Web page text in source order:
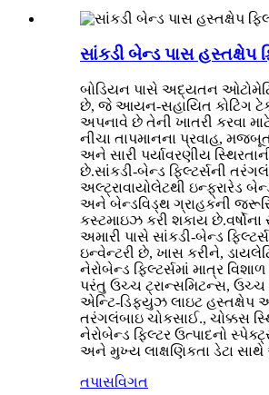
સાંકડી બેન્ડ પાસ હસ્તક્ષેપ
બોડિયન પાસે અદ્યતન
છે, જે આયન-સહાયિત કોટિંગ
અપનાવે છે તેની ખાતરી કરવા
નીચા તાપમાનના પ્રવાહ,
અને સારી પર્યાવરણીય
છે.સાંકડી-બેન્ડ ફિલ્ટર્સની
અલ્ટ્રાવાયોલેટથી ઇન્ફ્રારેડ
અને બેન્ડવિડ્થ ગ્રાહકની
કસ્ટમાઇઝ કરી શકાય
અમારી પાસે સાંકડી-બેન્ડ
ઇન્વેન્ટરી છે, ખાસ કરીને,
નેરોબેન્ડ ફિલ્ટર્સમાં માત્ર
પરંતુ ઉચ્ચ ટ્રાન્સમિટન્સ,
એન્ટિ-ડિફ્યુઝ લાઇટ હસ્તક્ષેપ
તરંગલંબાઇ ચોકસાઈ., ચોક્કસ
નેરોબેન્ડ ફિલ્ટર ઉત્પાદનો
અને મુખ્ય લાક્ષણિકતા ડેટા
તપાસવિગત